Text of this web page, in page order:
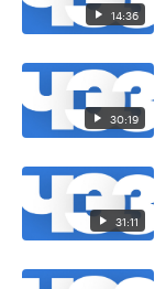
14:36
30:19
31:11